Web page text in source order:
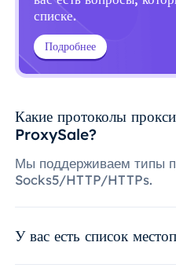
списке.
Подробнее
Какие протоколы
ProxySale?
Мы поддерживаем типы
Socks5/HTTP/HTTPs.
У вас есть список